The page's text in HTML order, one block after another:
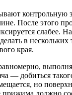
контрольную
После этого
слабее.
в нескольких
края.
— добиться
но